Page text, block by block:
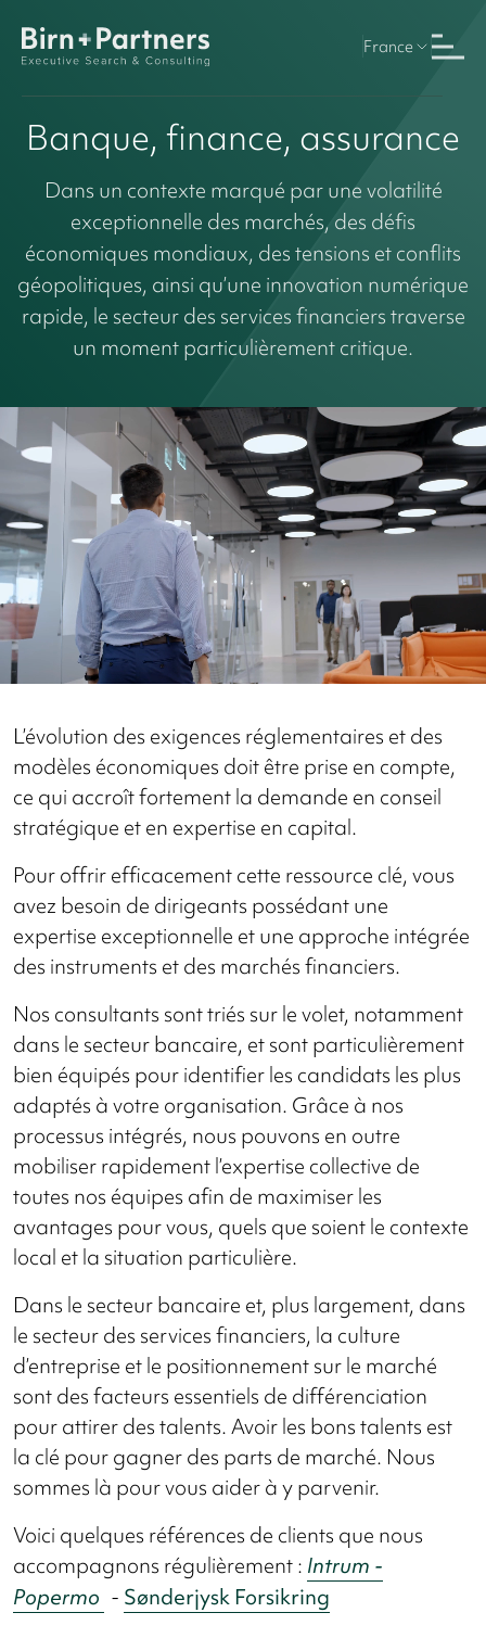
France
Banque, finance, assurance
Dans un contexte marqué par une volatilité
exceptionnelle des marchés, des défis
économiques mondiaux, des tensions et conflits
géopolitiques, ainsi qu’une innovation numérique
rapide, le secteur des services financiers traverse
un moment particulièrement critique.
L’évolution des exigences réglementaires et des
modèles économiques doit être prise en compte,
ce qui accroît fortement la demande en conseil
stratégique et en expertise en capital.
Pour offrir efficacement cette ressource clé, vous
avez besoin de dirigeants possédant une
expertise exceptionnelle et une approche intégrée
des instruments et des marchés financiers.
Nos consultants sont triés sur le volet, notamment
dans le secteur bancaire, et sont particulièrement
bien équipés pour identifier les candidats les plus
adaptés à votre organisation. Grâce à nos
processus intégrés, nous pouvons en outre
mobiliser rapidement l’expertise collective de
toutes nos équipes afin de maximiser les
avantages pour vous, quels que soient le contexte
local et la situation particulière.
Dans le secteur bancaire et, plus largement, dans
le secteur des services financiers, la culture
d’entreprise et le positionnement sur le marché
sont des facteurs essentiels de différenciation
pour attirer des talents. Avoir les bons talents est
la clé pour gagner des parts de marché. Nous
sommes là pour vous aider à y parvenir.
Voici quelques références de clients que nous
accompagnons régulièrement : Intrum -
Popermo - Sønderjysk Forsikring